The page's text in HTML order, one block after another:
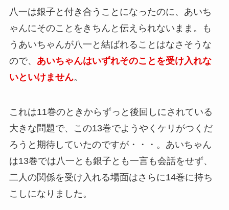
八一は銀子と付き合うことになったのに、あいち
ゃんにそのことをきちんと伝えられないまま。も
うあいちゃんが八一と結ばれることはなさそうな
ので、 あいちゃんはいずれそのことを受け入れな
いといけません。
これは11巻のときからずっと後回しにされている
大きな問題で、この13巻でようやくケリがつくだ
ろうと期待していたのですが・・・。あいちゃん
は13巻では八一とも銀子とも一言も会話をせず、
二人の関係を受け入れる場面はさらに14巻に持ち
こしになりました。